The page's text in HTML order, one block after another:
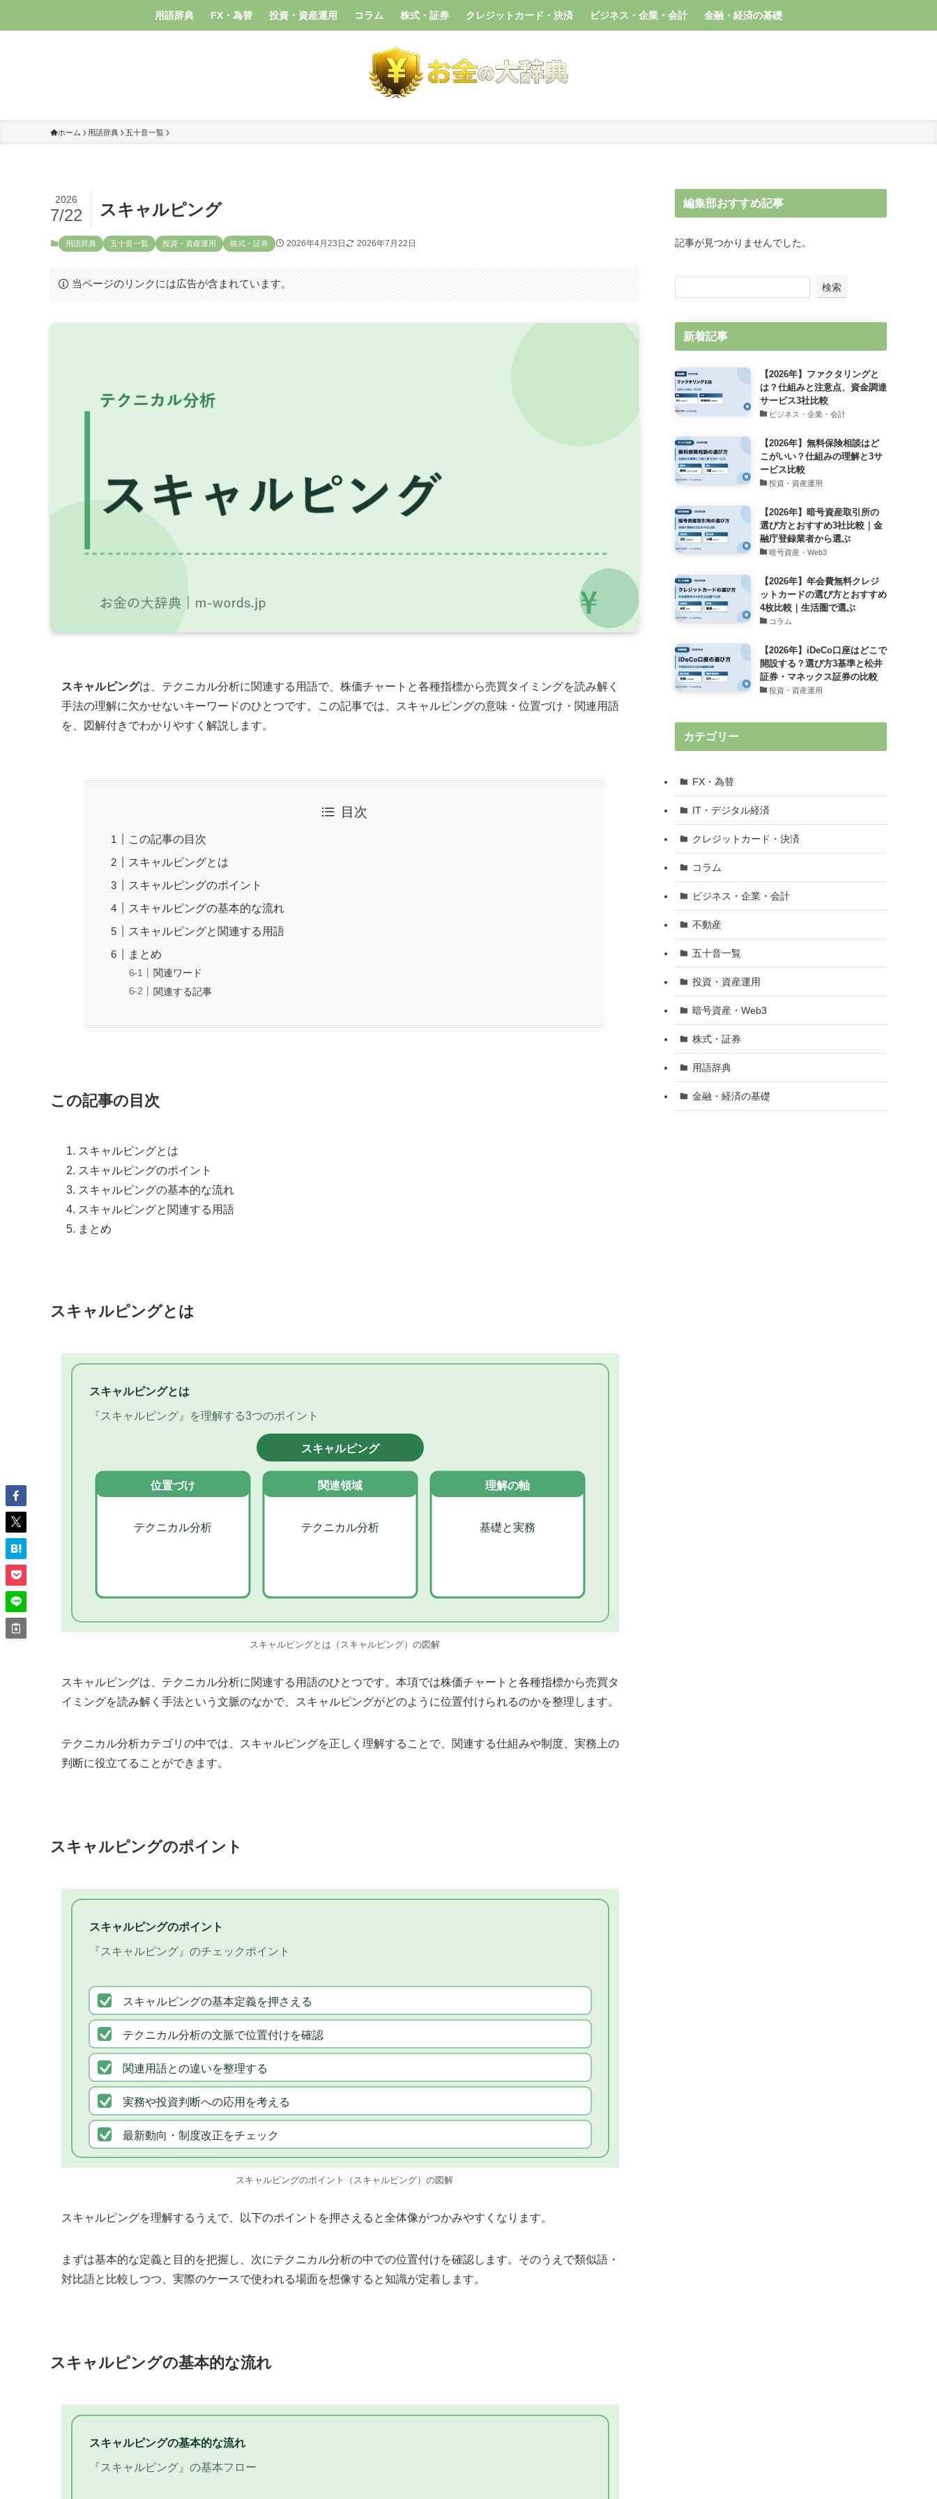
用語辞典 FX・為替 投資・資産運用 コラム 株式・証券 クレジットカード・決済 ビジネス・企業・会計 金融・経済の基礎
ホーム 用語辞典 五十音一覧
スキャルピング
2026
7/22
用語辞典 五十音一覧 投資・資産運用 株式・証券 2026年4月23日 2026年7月22日
当ページのリンクには広告が含まれています。
スキャルピングは、テクニカル分析に関連する用語で、株価チャートと各種指標から売買タイミングを読み解く
手法の理解に欠かせないキーワードのひとつです。この記事では、スキャルピングの意味・位置づけ・関連用語
を、図解付きでわかりやすく解説します。
目次
この記事の目次
スキャルピングとは
スキャルピングのポイント
スキャルピングの基本的な流れ
スキャルピングと関連する用語
まとめ
関連ワード
関連する記事
この記事の目次
スキャルピングとは
スキャルピングのポイント
スキャルピングの基本的な流れ
スキャルピングと関連する用語
まとめ
スキャルピングとは
スキャルピングとは
『スキャルピング』を理解する3つのポイント
スキャルピング
位置づけ
テクニカル分析
関連領域
テクニカル分析
理解の軸
基礎と実務
スキャルピングとは（スキャルピング）の図解
スキャルピングは、テクニカル分析に関連する用語のひとつです。本項では株価チャートと各種指標から売買タ
イミングを読み解く手法という文脈のなかで、スキャルピングがどのように位置付けられるのかを整理します。
テクニカル分析カテゴリの中では、スキャルピングを正しく理解することで、関連する仕組みや制度、実務上の
判断に役立てることができます。
スキャルピングのポイント
スキャルピングのポイント
『スキャルピング』のチェックポイント
スキャルピングの基本定義を押さえる
テクニカル分析の文脈で位置付けを確認
関連用語との違いを整理する
実務や投資判断への応用を考える
最新動向・制度改正をチェック
スキャルピングのポイント（スキャルピング）の図解
スキャルピングを理解するうえで、以下のポイントを押さえると全体像がつかみやすくなります。
まずは基本的な定義と目的を把握し、次にテクニカル分析の中での位置付けを確認します。そのうえで類似語・
対比語と比較しつつ、実際のケースで使われる場面を想像すると知識が定着します。
スキャルピングの基本的な流れ
スキャルピングの基本的な流れ
『スキャルピング』の基本フロー
編集部おすすめ記事
記事が見つかりませんでした。
検索
新着記事
【2026年】ファクタリングと
は？仕組みと注意点、資金調達
サービス3社比較
ビジネス・企業・会計
【2026年】無料保険相談はど
こがいい？仕組みの理解と3サ
ービス比較
投資・資産運用
【2026年】暗号資産取引所の
選び方とおすすめ3社比較｜金
融庁登録業者から選ぶ
暗号資産・Web3
【2026年】年会費無料クレジ
ットカードの選び方とおすすめ
4枚比較｜生活圏で選ぶ
コラム
【2026年】iDeCo口座はどこで
開設する？選び方3基準と松井
証券・マネックス証券の比較
投資・資産運用
カテゴリー
FX・為替
IT・デジタル経済
クレジットカード・決済
コラム
ビジネス・企業・会計
不動産
五十音一覧
投資・資産運用
暗号資産・Web3
株式・証券
用語辞典
金融・経済の基礎